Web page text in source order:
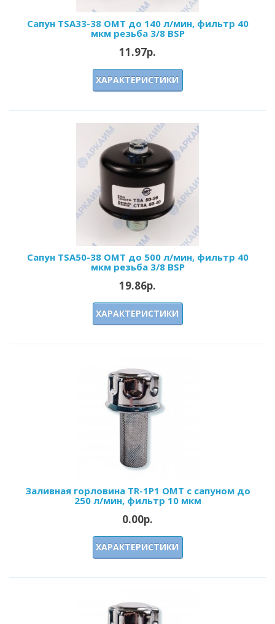
Сапун TSA33-38 OMT до 140 л/мин, фильтр 40
мкм резьба 3/8 BSP
11.97р.
ХАРАКТЕРИСТИКИ
Сапун TSA50-38 OMT до 500 л/мин, фильтр 40
мкм резьба 3/8 BSP
19.86р.
ХАРАКТЕРИСТИКИ
Заливная горловина TR-1P1 OMT с сапуном до
250 л/мин, фильтр 10 мкм
0.00р.
ХАРАКТЕРИСТИКИ